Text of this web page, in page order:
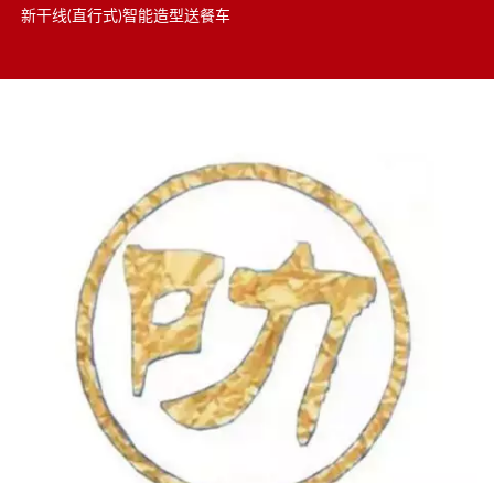
AI大萤幕点餐系统(自助点餐机)、寿司回转台等智慧餐饮方案，并延
新干线(直行式)智能造型送餐车